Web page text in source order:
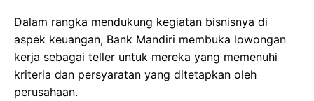
Dalam rangka mendukung kegiatan bisnisnya di
aspek keuangan, Bank Mandiri membuka lowongan
kerja sebagai teller untuk mereka yang memenuhi
kriteria dan persyaratan yang ditetapkan oleh
perusahaan.